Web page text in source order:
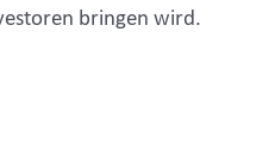
bringen wird.